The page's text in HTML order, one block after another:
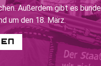
Außerdem gibt es
um den 18. März.